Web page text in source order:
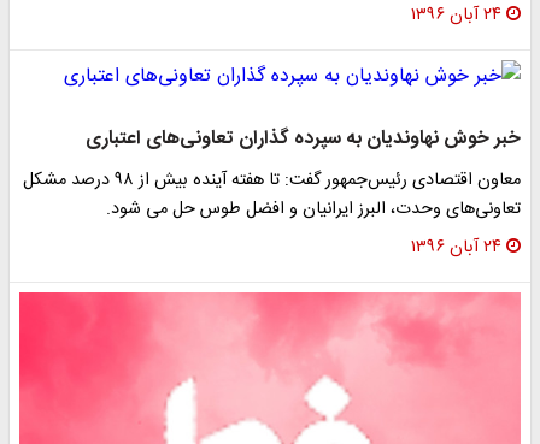
۲۴ آبان ۱۳۹۶
خبر خوش نهاوندیان به سپرده گذاران تعاونی‌های اعتباری
معاون اقتصادی رئیس‌جمهور گفت: تا هفته آینده بیش از ۹۸ درصد مشکل
تعاونی‌های وحدت، البرز ایرانیان و افضل طوس حل می شود.
۲۴ آبان ۱۳۹۶